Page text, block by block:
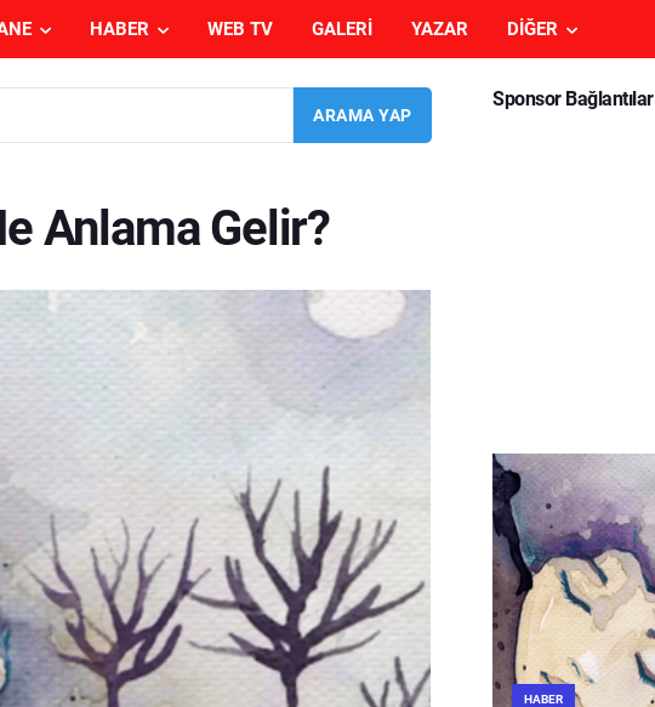
HABER WEB TV GALERI YAZAR DIĞER
Anlama Gelir?
Sponsor Bağlantılar
HABER